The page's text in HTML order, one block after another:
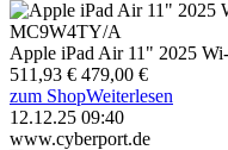
Apple iPad Air 11" 2025
511,93 € 479,00 €
zum ShopWeiterlesen
12.12.25 09:40
www.cyberport.de